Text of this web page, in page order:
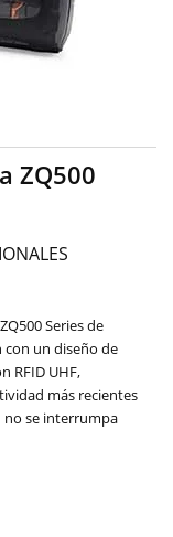
ZQ500
Series de
con un diseño de
RFID UHF,
más recientes
no se interrumpa